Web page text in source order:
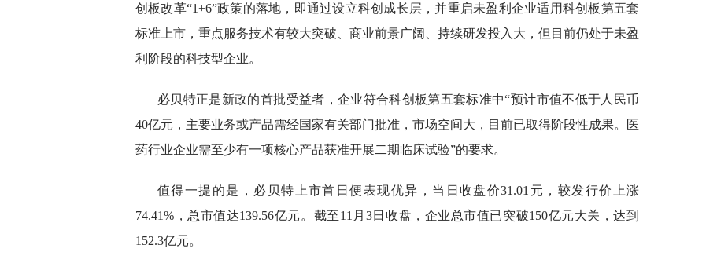
创板改革“1+6”政策的落地，即通过设立科创成长层，并重启未盈利企业适用科创板第五套
标准上市，重点服务技术有较大突破、商业前景广阔、持续研发投入大，但目前仍处于未盈
利阶段的科技型企业。
必贝特正是新政的首批受益者，企业符合科创板第五套标准中“预计市值不低于人民币
40亿元，主要业务或产品需经国家有关部门批准，市场空间大，目前已取得阶段性成果。医
药行业企业需至少有一项核心产品获准开展二期临床试验”的要求。
值得一提的是，必贝特上市首日便表现优异，当日收盘价31.01元，较发行价上涨
74.41%，总市值达139.56亿元。截至11月3日收盘，企业总市值已突破150亿元大关，达到
152.3亿元。